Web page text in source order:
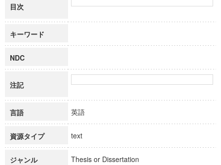
目次
キーワード
NDC
注記
言語 英語
資源タイプ text
ジャンル Thesis or Dissertation